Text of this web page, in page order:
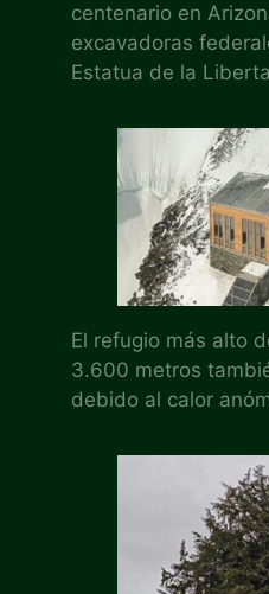
centenario en
excavadoras
Estatua de la
El refugio más alto
3.600 metros
debido al calor